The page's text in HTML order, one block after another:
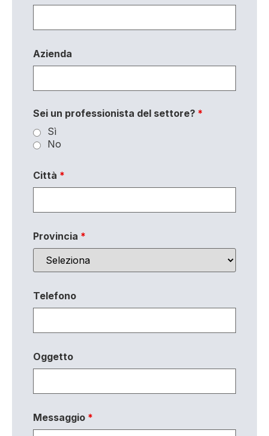
Azienda
Sei un professionista del settore? *
Sì
No
Città *
Provincia *
Telefono
Oggetto
Messaggio *